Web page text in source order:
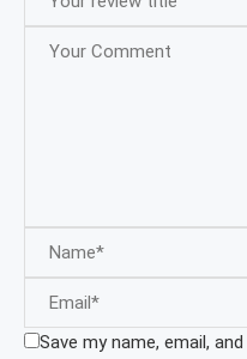
Save my name, email,